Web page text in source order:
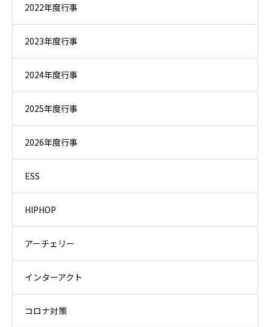
2022年度行事
2023年度行事
2024年度行事
2025年度行事
2026年度行事
ESS
HIPHOP
アーチェリー
インターアクト
コロナ対策